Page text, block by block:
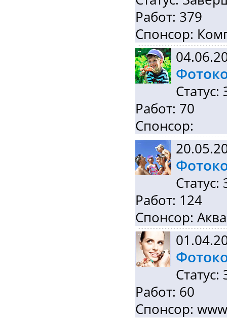
Работ: 379
Спонсор:
Работ: 70
Спонсор:
Работ: 124
Спонсор:
Работ: 60
Спонсор: